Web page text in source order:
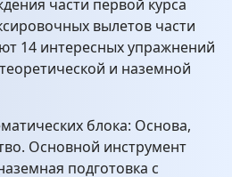
части первой курса
вылетов части
14 интересных упражнений
и наземной
блока: Основа,
Основной инструмент
подготовка с